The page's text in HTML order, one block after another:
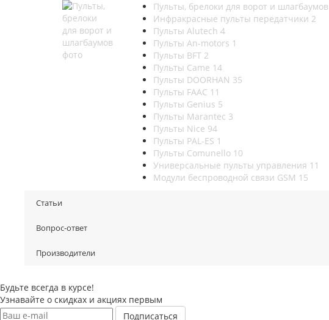
Пульты, брелоки для ворот и шлагбаумов
Инфракрасные пульты передатчики 2
Пульты Alutech 4
Пульты An-motors 1
Пульты BFT 2
Пульты Came 14
Пульты DOORHAN 35
Пульты FAAC 11
Пульты Genius 5
Пульты Marantec 3
Пульты Nice 94
Пульты PAL-ES 1
Пульты Сomunello 10
Универсальные пульты управления 11
Модули беспроводной связи GSM 15
Статьи
Вопрос-ответ
Производители
Будьте всегда в курсе!
Узнавайте о скидках и акциях первым